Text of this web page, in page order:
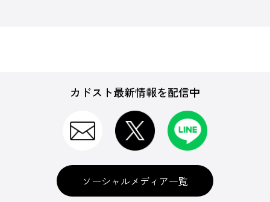
カドスト最新情報を配信中
ソーシャルメディア一覧